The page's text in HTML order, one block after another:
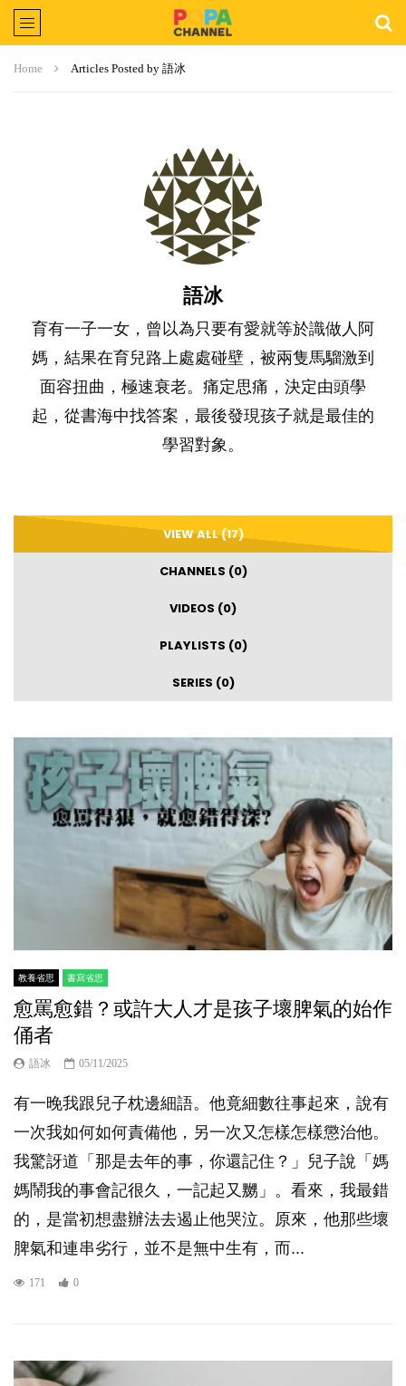
Home Articles Posted by 語冰
語冰
育有一子一女，曾以為只要有愛就等於識做人阿
媽，結果在育兒路上處處碰壁，被兩隻馬騮激到
面容扭曲，極速衰老。痛定思痛，決定由頭學
起，從書海中找答案，最後發現孩子就是最佳的
學習對象。
VIEW ALL (17)
CHANNELS (0)
VIDEOS (0)
PLAYLISTS (0)
SERIES (0)
教養省思 書寫省思
愈罵愈錯？或許大人才是孩子壞脾氣的始作
俑者
語冰 05/11/2025
有一晚我跟兒子枕邊細語。他竟細數往事起來，說有
一次我如何如何責備他，另一次又怎樣怎樣懲治他。
我驚訝道「那是去年的事，你還記住？」兒子說「媽
媽鬧我的事會記很久，一記起又嬲」。看來，我最錯
的，是當初想盡辦法去遏止他哭泣。原來，他那些壞
脾氣和連串劣行，並不是無中生有，而...
171 0